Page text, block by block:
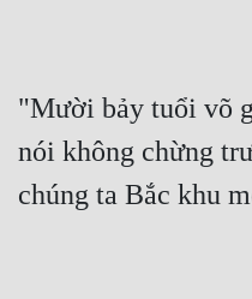
"Mười bảy tuổi võ
nói không chừng
chúng ta Bắc khu